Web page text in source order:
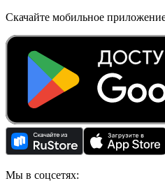
Скачайте мобильное
Мы в соцсетях: